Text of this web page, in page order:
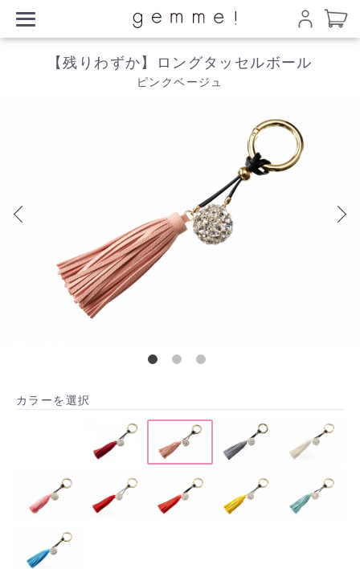
【残りわずか】ロングタッセルボール
ピンクベージュ
カラーを選択